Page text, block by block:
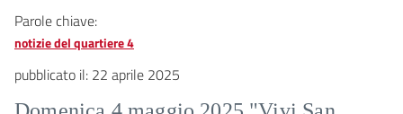
Parole chiave:
notizie del quartiere 4
pubblicato il: 22 aprile 2025